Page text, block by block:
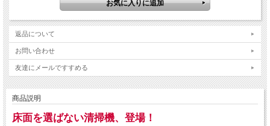
返品について
お問い合わせ
友達にメールですすめる
商品説明
床面を選ばない清掃機、登場！